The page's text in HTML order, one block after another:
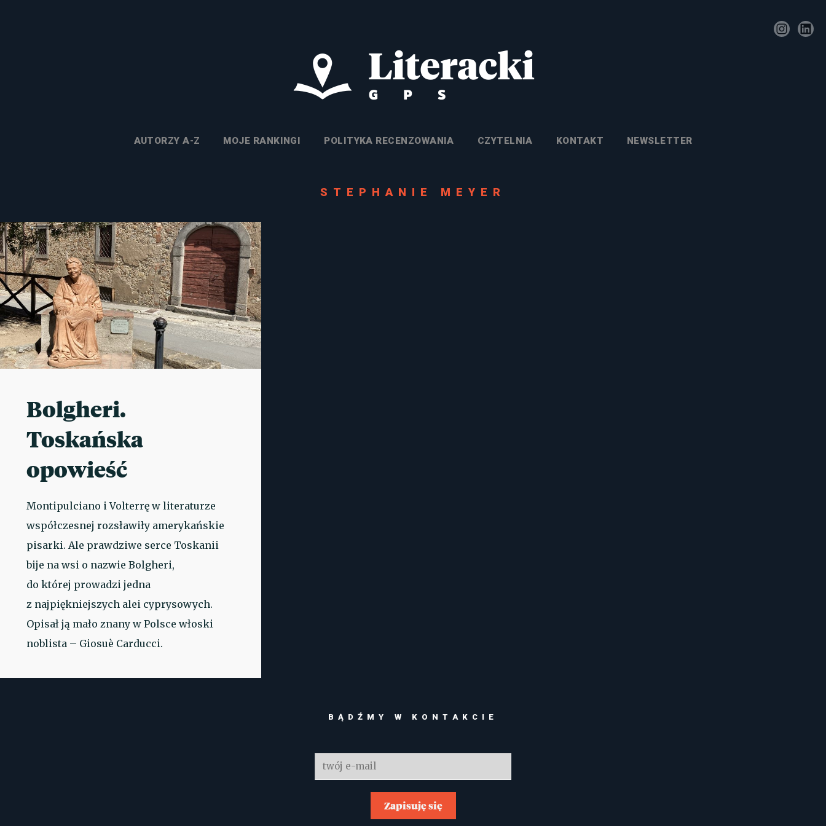
AUTORZY A-Z MOJE RANKINGI POLITYKA RECENZOWANIA CZYTELNIA KONTAKT NEWSLETTER
STEPHANIE MEYER
Bolgheri.
Toskańska
opowieść
Montipulciano i Volterrę w literaturze
współczesnej rozsławiły amerykańskie
pisarki. Ale prawdziwe serce Toskanii
bije na wsi o nazwie Bolgheri,
do której prowadzi jedna
z najpiękniejszych alei cyprysowych.
Opisał ją mało znany w Polsce włoski
noblista – Giosuè Carducci.
BĄDŹMY W KONTAKCIE
Zapisuję się